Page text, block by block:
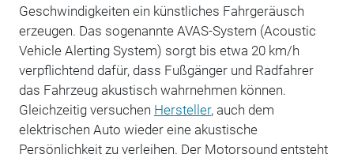
Geschwindigkeiten ein künstliches Fahrgeräusch
erzeugen. Das sogenannte AVAS-System (Acoustic
Vehicle Alerting System) sorgt bis etwa 20 km/h
verpflichtend dafür, dass Fußgänger und Radfahrer
das Fahrzeug akustisch wahrnehmen können.
Gleichzeitig versuchen Hersteller, auch dem
elektrischen Auto wieder eine akustische
Persönlichkeit zu verleihen. Der Motorsound entsteht